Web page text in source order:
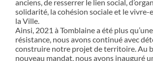
anciens, de resserrer le lien social,
solidarité, la cohésion sociale et le vivre-
la Ville.
Ainsi, 2021 à Tomblaine a été plus
résistance, nous avons continué avec
construire notre projet de territoire. Au
nouveau mandat, nous avons inauguré